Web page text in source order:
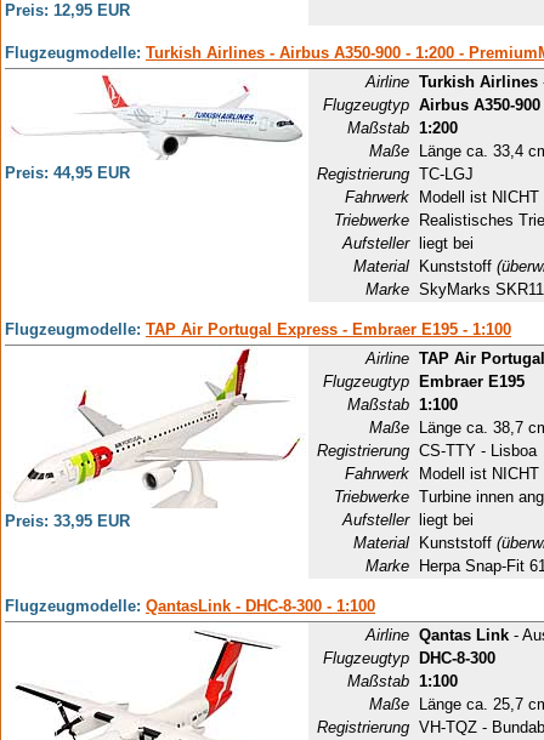
Preis: 12,95 EUR
Flugzeugmodelle: Turkish Airlines - Airbus A350-900 - 1:200 -
Preis: 44,95 EUR
Airline Turkish Airlines
Flugzeugtyp Airbus A350-900
Maßstab 1:200
Maße
Länge ca. 33,4
Registrierung TC-LGJ
Fahrwerk
Modell ist
Triebwerke
Realistisches
Aufsteller
liegt bei
Material
Kunststoff
Marke SkyMarks
Flugzeugmodelle: TAP Air Portugal Express - Embraer E195 - 1:100
Preis: 33,95 EUR
Airline TAP Air
Flugzeugtyp
Embraer E195
Maßstab 1:100
Maße
Länge ca. 38,7
Registrierung CS-TTY - Lisboa
Fahrwerk
Modell ist
Triebwerke Turbine innen
Aufsteller
liegt bei
Material
Kunststoff
Marke
Herpa Snap-Fit
Flugzeugmodelle: QantasLink - DHC-8-300 - 1:100
Airline Qantas Link -
Flugzeugtyp
DHC-8-300
Maßstab 1:100
Maße
Länge ca. 25,7
Registrierung VH-TQZ -